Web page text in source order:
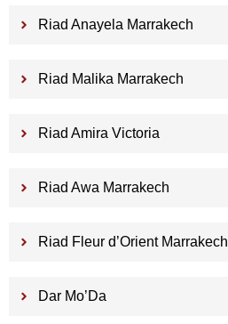
Riad Anayela Marrakech
Riad Malika Marrakech
Riad Amira Victoria
Riad Awa Marrakech
Riad Fleur d’Orient Marrakech
Dar Mo’Da